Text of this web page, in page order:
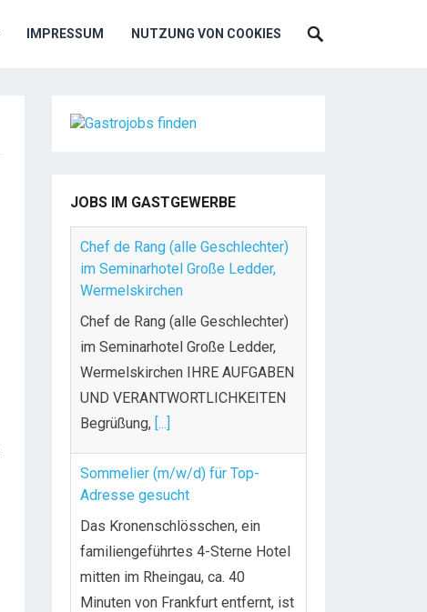
IMPRESSUM NUTZUNG VON COOKIES
JOBS IM GASTGEWERBE
Chef de Rang (alle Geschlechter)
im Seminarhotel Große Ledder,
Wermelskirchen
Chef de Rang (alle Geschlechter)
im Seminarhotel Große Ledder,
Wermelskirchen IHRE AUFGABEN
UND VERANTWORTLICHKEITEN
Begrüßung, [...]
Sommelier (m/w/d) für Top-
Adresse gesucht
Das Kronenschlösschen, ein
familiengeführtes 4-Sterne Hotel
mitten im Rheingau, ca. 40
Minuten von Frankfurt entfernt, ist